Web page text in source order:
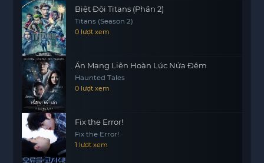
Biệt Đội Titans (Phần 2)
Titans (Season 2)
0 lượt xem
Án Mạng Liên Hoàn Lúc Nửa Đêm
Haunted Tales
0 lượt xem
Fix the Error!
Fix the Error!
1 lượt xem